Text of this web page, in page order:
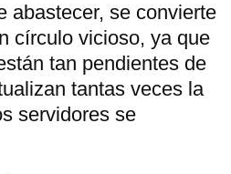
abastecer, se convierte
círculo vicioso, ya que
tan pendientes de
tantas veces la
servidores se